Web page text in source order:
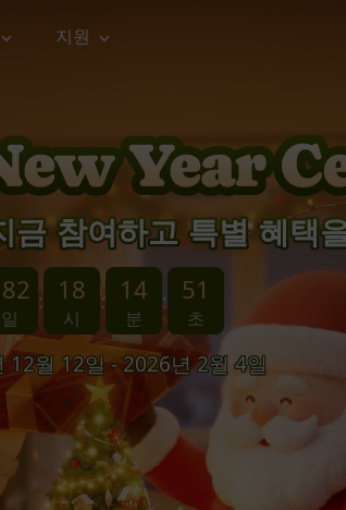
손실된 Android 데이터 복구
LINE 데이터 복구
사진 복
구
문서 복
구
영상 화
질 높이
기
사진 화
질 높이
뉴얼
Dll Fixer
Windows DLL 오류 수정
Email Repair
손상된 PST/OST 파일 복구
지원
금 참여하고 특별 혜택
일
: 18
시
: 14
분
: 54
초
12월 12일 - 2026년 2월 4일